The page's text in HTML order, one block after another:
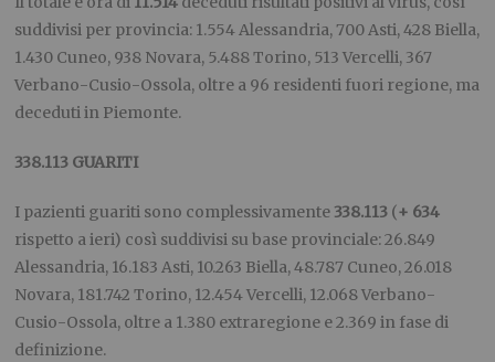
suddivisi per provincia: 1.554 Alessandria, 700 Asti, 428 Biella,
1.430 Cuneo, 938 Novara, 5.488 Torino, 513 Vercelli, 367
Verbano-Cusio-Ossola, oltre a 96 residenti fuori regione, ma
deceduti in Piemonte.
338.113 GUARITI
I pazienti guariti sono complessivamente 338.113 (+ 634
rispetto a ieri) così suddivisi su base provinciale: 26.849
Alessandria, 16.183 Asti, 10.263 Biella, 48.787 Cuneo, 26.018
Novara, 181.742 Torino, 12.454 Vercelli, 12.068 Verbano-
Cusio-Ossola, oltre a 1.380 extraregione e 2.369 in fase di
definizione.